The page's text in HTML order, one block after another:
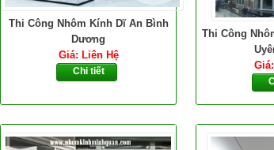
Thi Công Nhôm Kính Dĩ An Bình
Dương
Giá: Liên Hệ
Chi tiết
Thi Công